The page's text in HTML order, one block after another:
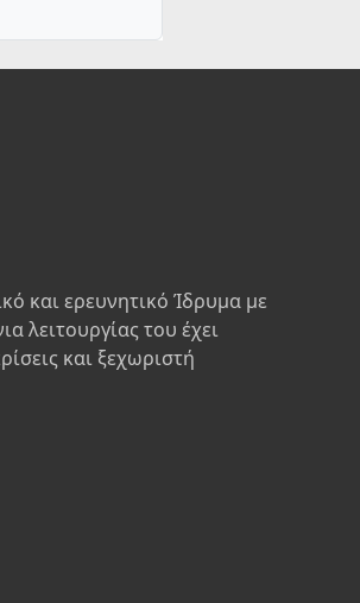
και ερευνητικό Ίδρυμα με
λειτουργίας του έχει
και ξεχωριστή